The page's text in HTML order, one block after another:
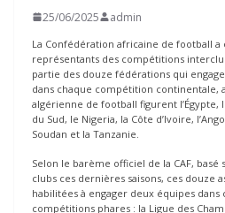
25/06/2025 admin
La Confédération africaine de football a
représentants des compétitions
partie des douze fédérations qui
dans chaque compétition continentale,
algérienne de football figurent l’Égypte,
du Sud, le Nigeria, la Côte d’Ivoire,
Soudan et la Tanzanie.
Selon le barème officiel de la CAF,
clubs ces dernières saisons, ces douze
habilitées à engager deux équipes dans
compétitions phares : la Ligue des